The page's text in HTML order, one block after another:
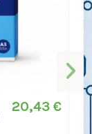
20,43 €